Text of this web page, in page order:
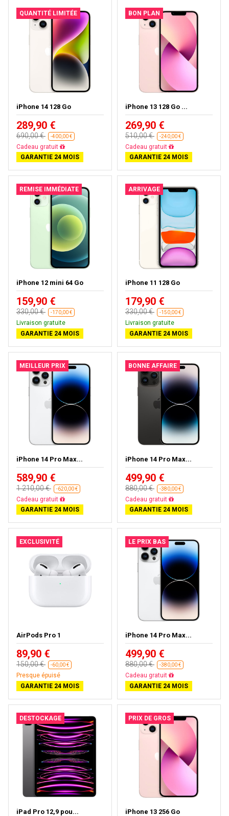
QUANTITÉ LIMITÉE
iPhone 14 128 Go
289,90 €
690,00 € -400,00 €
Livraison gratuite
GARANTIE 24 MOIS
BON PLAN
iPhone 13 128 Go ...
269,90 €
510,00 € -240,00 €
Livraison gratuite
GARANTIE 24 MOIS
REMISE IMMÉDIATE
iPhone 12 mini 64 Go
159,90 €
330,00 € -170,00 €
Livraison gratuite
GARANTIE 24 MOIS
ARRIVAGE
iPhone 11 128 Go
179,90 €
330,00 € -150,00 €
Livraison gratuite
GARANTIE 24 MOIS
MEILLEUR PRIX
iPhone 14 Pro Max...
589,90 €
1 210,00 € -620,00 €
Livraison gratuite
GARANTIE 24 MOIS
BONNE AFFAIRE
iPhone 14 Pro Max...
499,90 €
880,00 € -380,00 €
Livraison gratuite
GARANTIE 24 MOIS
EXCLUSIVITÉ
AirPods Pro 1
89,90 €
150,00 € -60,00 €
Presque épuisé
GARANTIE 24 MOIS
LE PRIX BAS
iPhone 14 Pro Max...
499,90 €
880,00 € -380,00 €
Livraison gratuite
GARANTIE 24 MOIS
DESTOCKAGE
iPad Pro 12,9 pou...
PRIX DE GROS
iPhone 13 256 Go